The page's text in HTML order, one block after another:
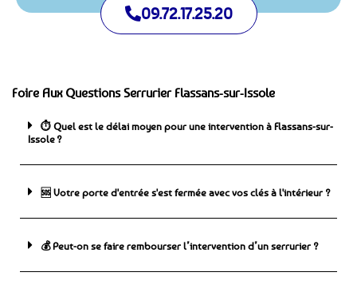
09.72.17.25.20
Foire Aux Questions Serrurier Flassans-sur-Issole
⏱️ Quel est le délai moyen pour une intervention à Flassans-sur-
Issole ?
🆘 ️Votre porte d'entrée s'est fermée avec vos clés à l'intérieur ?
💰 Peut-on se faire rembourser l’intervention d’un serrurier ?